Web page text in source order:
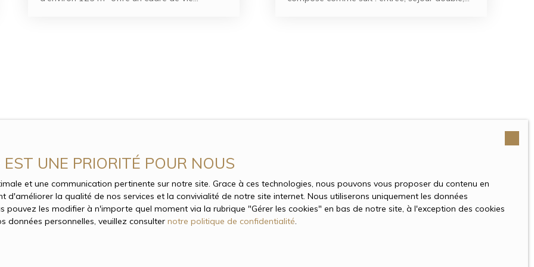
UNE PRIORITÉ POUR NOUS
et une communication pertinente sur notre site. Grace à ces technologies, nous pouvons vous proposer du contenu en
la qualité de nos services et la convivialité de notre site internet. Nous utiliserons uniquement les données
les modifier à n'importe quel moment via la rubrique ″Gérer les cookies″ en bas de notre site, à l'exception des cookies
données personnelles, veuillez consulter notre politique de confidentialité.